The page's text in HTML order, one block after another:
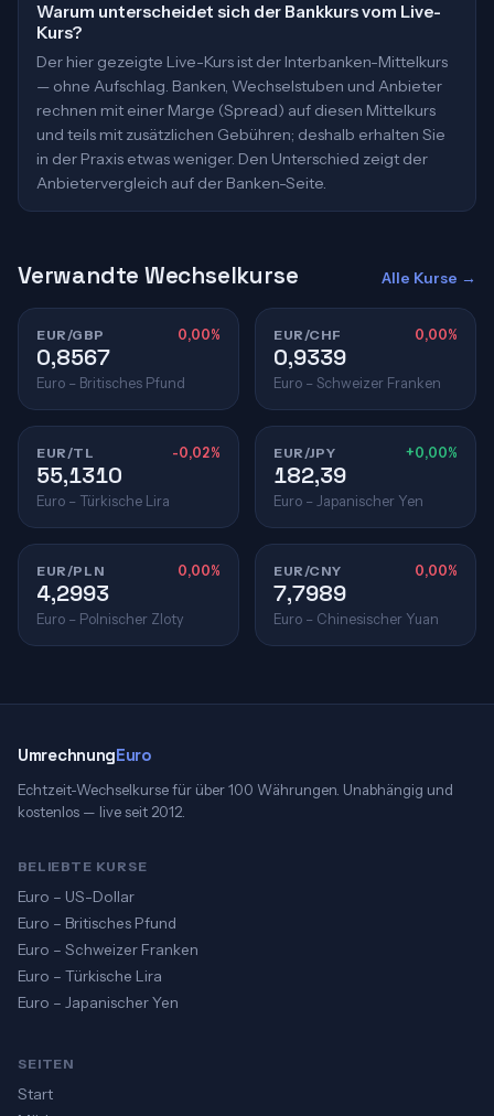
Warum unterscheidet sich der Bankkurs vom Live-
Kurs?
Der hier gezeigte Live-Kurs ist der Interbanken-Mittelkurs
— ohne Aufschlag. Banken, Wechselstuben und Anbieter
rechnen mit einer Marge (Spread) auf diesen Mittelkurs
und teils mit zusätzlichen Gebühren; deshalb erhalten Sie
in der Praxis etwas weniger. Den Unterschied zeigt der
Anbietervergleich auf der Banken-Seite.
Verwandte Wechselkurse Alle Kurse →
EUR/GBP 0,00%
0,8567
Euro – Britisches Pfund
EUR/CHF 0,00%
0,9339
Euro – Schweizer Franken
EUR/TL -0,02%
55,1310
Euro – Türkische Lira
EUR/JPY +0,00%
182,39
Euro – Japanischer Yen
EUR/PLN 0,00%
4,2993
Euro – Polnischer Zloty
EUR/CNY 0,00%
7,7989
Euro – Chinesischer Yuan
UmrechnungEuro
Echtzeit-Wechselkurse für über 100 Währungen. Unabhängig und
kostenlos — live seit 2012.
BELIEBTE KURSE
Euro – US-Dollar
Euro – Britisches Pfund
Euro – Schweizer Franken
Euro – Türkische Lira
Euro – Japanischer Yen
SEITEN
Start